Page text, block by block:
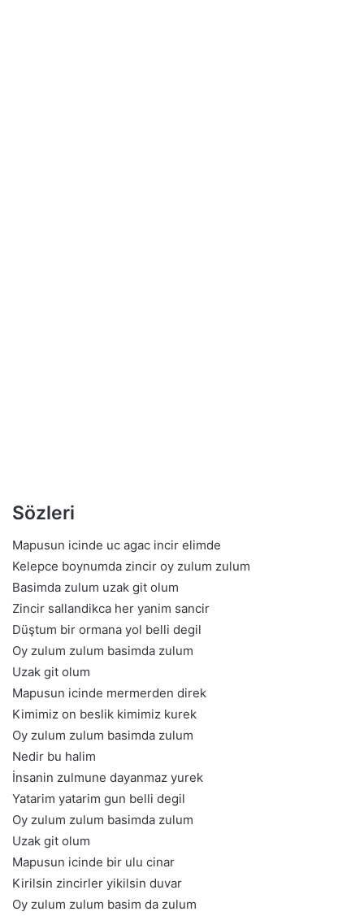
Sözleri
Mapusun icinde uc agac incir elimde
Kelepce boynumda zincir oy zulum zulum
Basimda zulum uzak git olum
Zincir sallandikca her yanim sancir
Düştum bir ormana yol belli degil
Oy zulum zulum basimda zulum
Uzak git olum
Mapusun icinde mermerden direk
Kimimiz on beslik kimimiz kurek
Oy zulum zulum basimda zulum
Nedir bu halim
İnsanin zulmune dayanmaz yurek
Yatarim yatarim gun belli degil
Oy zulum zulum basimda zulum
Uzak git olum
Mapusun icinde bir ulu cinar
Kirilsin zincirler yikilsin duvar
Oy zulum zulum basim da zulum